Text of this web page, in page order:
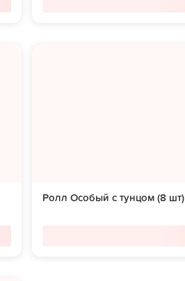
Ролл Особый с тунцом (8 шт)